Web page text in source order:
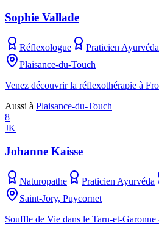
Sophie Vallade
Réflexologue Praticien Ayurvéda
Plaisance-du-Touch
Venez découvrir la réflexothérapie à
Aussi à Plaisance-du-Touch
8
JK
Johanne Kaisse
Naturopathe Praticien Ayurvéda
Saint-Jory, Puycornet
Souffle de Vie dans le Tarn-et-